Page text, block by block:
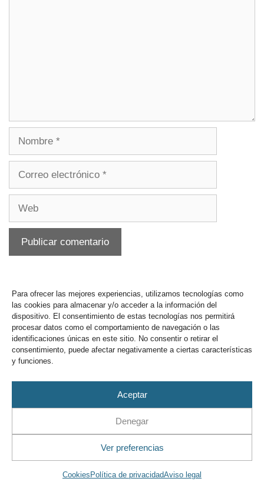
Para ofrecer las mejores experiencias, utilizamos tecnologías como
las cookies para almacenar y/o acceder a la información del
dispositivo. El consentimiento de estas tecnologías nos permitirá
procesar datos como el comportamiento de navegación o las
identificaciones únicas en este sitio. No consentir o retirar el
consentimiento, puede afectar negativamente a ciertas características
y funciones.
Aceptar
Denegar
Ver preferencias
Cookies Política de privacidadAviso legal
Buzón y sugerencias
Aviso LegalPrivacidadCookies
2019Puerto Deportivo Tomás Maestre